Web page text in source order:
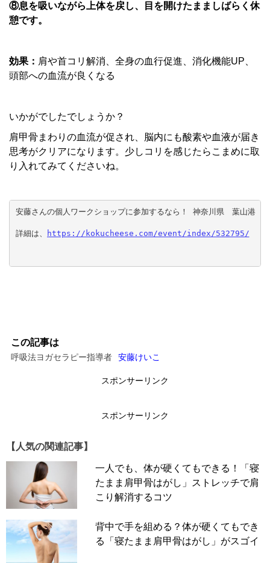
⑧息を吸いながら上体を戻し、目を開けたまましばらく休
憩です。
効果： 肩や首コリ解消、全身の血行促進、消化機能UP、
頭部への血流が良くなる
いかがでしたでしょうか？
肩甲骨まわりの血流が促され、脳内にも酸素や血液が届き
思考がクリアになります。少しコリを感じたらこまめに取
り入れてみてくださいね。
安藤さんの個人ワークショップに参加するなら！ 神奈川県　葉山港　
詳細は、 https://kokucheese.com/event/index/532795/
この記事は
呼吸法ヨガセラピー指導者 安藤けいこ
スポンサーリンク
スポンサーリンク
【人気の関連記事】
一人でも、体が硬くてもできる！「寝
たまま肩甲骨はがし」ストレッチで肩
こり解消するコツ
背中で手を組める？体が硬くてもでき
る「寝たまま肩甲骨はがし」がスゴイ